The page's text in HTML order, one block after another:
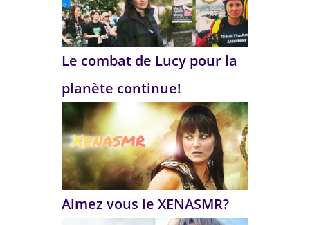
Le combat de Lucy pour la
planète continue!
Aimez vous le XENASMR?